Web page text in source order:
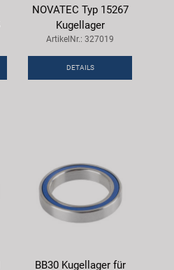
NOVATEC Typ 15267
Kugellager
ArtikelNr.: 327019
DETAILS
BB30 Kugellager für